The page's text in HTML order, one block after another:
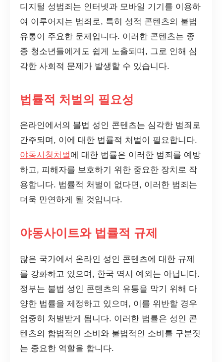
디지털 성범죄는 인터넷과 모바일 기기를 이용하
여 이루어지는 범죄로, 특히 성적 콘텐츠의 불법
유통이 주요한 문제입니다. 이러한 콘텐츠는 종
종 청소년들에게도 쉽게 노출되며, 그로 인해 심
각한 사회적 문제가 발생할 수 있습니다.
법률적 처벌의 필요성
온라인에서의 불법 성인 콘텐츠는 심각한 범죄로
간주되며, 이에 대한 법률적 처벌이 필요합니다.
야동시청처벌에 대한 법률은 이러한 범죄를 예방
하고, 피해자를 보호하기 위한 중요한 장치로 작
용합니다. 법률적 처벌이 없다면, 이러한 범죄는
더욱 만연하게 될 것입니다.
야동사이트와 법률적 규제
많은 국가에서 온라인 성인 콘텐츠에 대한 규제
를 강화하고 있으며, 한국 역시 예외는 아닙니다.
정부는 불법 성인 콘텐츠의 유통을 막기 위해 다
양한 법률을 제정하고 있으며, 이를 위반할 경우
엄중히 처벌받게 됩니다. 이러한 법률은 성인 콘
텐츠의 합법적인 소비와 불법적인 소비를 구분짓
는 중요한 역할을 합니다.